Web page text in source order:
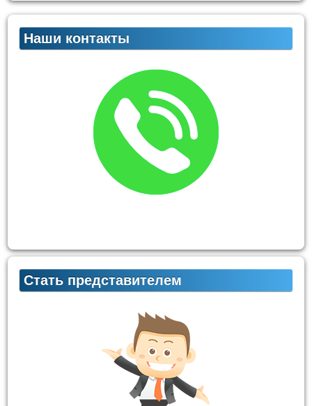
Наши контакты
Стать представителем